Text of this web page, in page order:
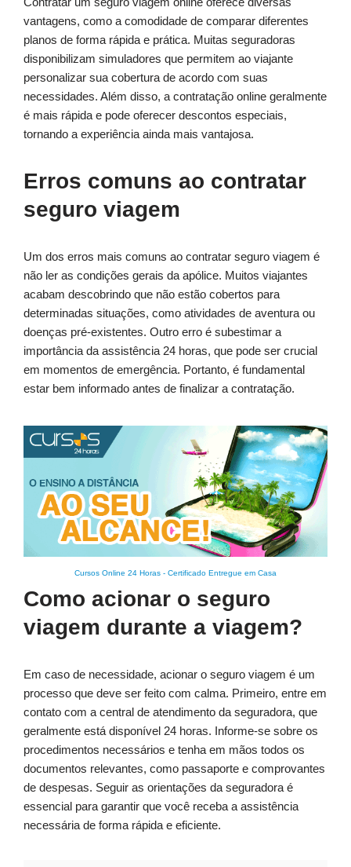
vantagens, como a comodidade de comparar diferentes
planos de forma rápida e prática. Muitas seguradoras
disponibilizam simuladores que permitem ao viajante
personalizar sua cobertura de acordo com suas
necessidades. Além disso, a contratação online geralmente
é mais rápida e pode oferecer descontos especiais,
tornando a experiência ainda mais vantajosa.
Erros comuns ao contratar
seguro viagem
Um dos erros mais comuns ao contratar seguro viagem é
não ler as condições gerais da apólice. Muitos viajantes
acabam descobrindo que não estão cobertos para
determinadas situações, como atividades de aventura ou
doenças pré-existentes. Outro erro é subestimar a
importância da assistência 24 horas, que pode ser crucial
em momentos de emergência. Portanto, é fundamental
estar bem informado antes de finalizar a contratação.
Cursos Online 24 Horas - Certificado Entregue em Casa
Como acionar o seguro
viagem durante a viagem?
Em caso de necessidade, acionar o seguro viagem é um
processo que deve ser feito com calma. Primeiro, entre em
contato com a central de atendimento da seguradora, que
geralmente está disponível 24 horas. Informe-se sobre os
procedimentos necessários e tenha em mãos todos os
documentos relevantes, como passaporte e comprovantes
de despesas. Seguir as orientações da seguradora é
essencial para garantir que você receba a assistência
necessária de forma rápida e eficiente.